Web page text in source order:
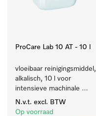
ProCare Lab 10 AT - 10 l
vloeibaar reinigingsmiddel,
alkalisch, 10 l voor
intensieve machinale
reiniging van
laboratoriumglaswerk en -
N.v.t. excl. BTW
Op voorraad